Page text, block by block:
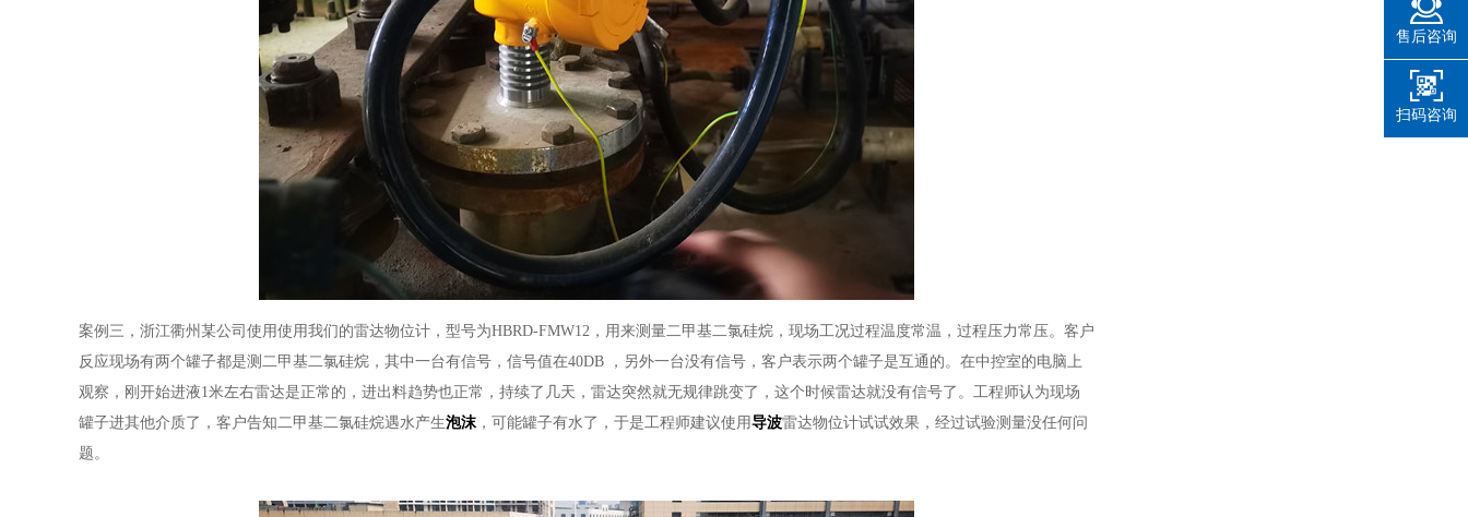
案例三，浙江衢州某公司使用使用我们的雷达物位计，型号为HBRD-FMW12，用来测量二甲基二氯硅烷，现场工况过程温度常温，过程压力常压。客户
反应现场有两个罐子都是测二甲基二氯硅烷，其中一台有信号，信号值在40DB ，另外一台没有信号，客户表示两个罐子是互通的。在中控室的电脑上
观察，刚开始进液1米左右雷达是正常的，进出料趋势也正常，持续了几天，雷达突然就无规律跳变了，这个时候雷达就没有信号了。工程师认为现场
罐子进其他介质了，客户告知二甲基二氯硅烷遇水产生泡沫，可能罐子有水了，于是工程师建议使用导波雷达物位计试试效果，经过试验测量没任何问
题。
售后咨询
扫码咨询